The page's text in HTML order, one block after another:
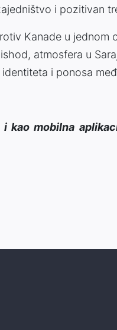
i pozitivan
Kanade u jednom
atmosfera u
i ponosa
i kao mobilna